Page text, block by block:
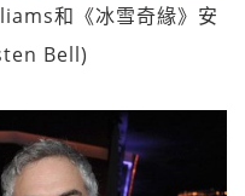
和《冰雪奇緣》安
Bell)